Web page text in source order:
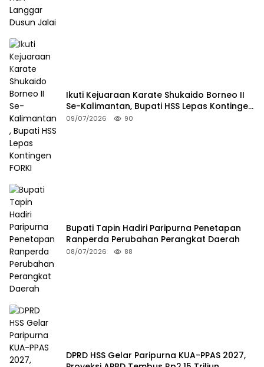
Ikuti Kejuaraan Karate Shukaido Borneo II
Se-Kalimantan, Bupati HSS Lepas Kontingen
FORKI
09/07/2026 90
Bupati Tapin Hadiri Paripurna Penetapan
Ranperda Perubahan Perangkat Daerah
08/07/2026 88
DPRD HSS Gelar Paripurna KUA-PPAS 2027,